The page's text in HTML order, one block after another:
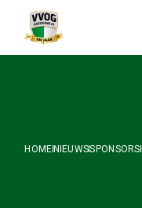
content
HOME NIEUWSSPONSORS